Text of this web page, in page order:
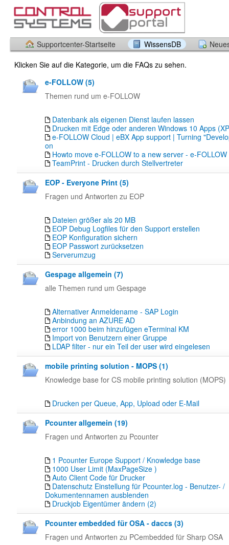
Supportcenter-Startseite WissensDB
Klicken Sie auf die Kategorie, um die FAQs zu sehen.
e-FOLLOW (5)
Themen rund um e-FOLLOW
Datenbank als eigenen Dienst laufen lassen
Drucken mit Edge oder anderen Windows 10 Apps
e-FOLLOW Cloud | eBX App support | Turning
on
Howto move e-FOLLOW to a new server - e-
TeamPrint - Drucken durch Stellvertreter
EOP - Everyone Print (5)
Fragen und Antworten zu EOP
Dateien größer als 20 MB
EOP Debug Logfiles für den Support erstellen
EOP Konfiguration sichern
EOP Passwort zurücksetzen
Serverumzug
Gespage allgemein (7)
alle Themen rund um Gespage
Alternativer Anmeldename - SAP Login
Anbindung an AZURE AD
error 1000 beim hinzufügen eTerminal KM
Import von Benutzern einer Gruppe
LDAP filter - nur ein Teil der user wird eingelesen
mobile printing solution - MOPS (1)
Knowledge base for CS mobile printing solution (MOPS)
Drucken per Queue, App, Upload oder E-Mail
Pcounter allgemein (19)
Fragen und Antworten zu Pcounter
1 Pcounter Europe Support / Knowledge base
1000 User Limit (MaxPageSize )
Auto Client Code für Drucker
Datenschutz Einstellung für Pcounter.log - Benutzer- /
Dokumentennamen ausblenden
Druckjob Eigentümer ändern (2)
Pcounter embedded für OSA - daccs (3)
Fragen und Antworten zu PCembedded für Sharp OSA